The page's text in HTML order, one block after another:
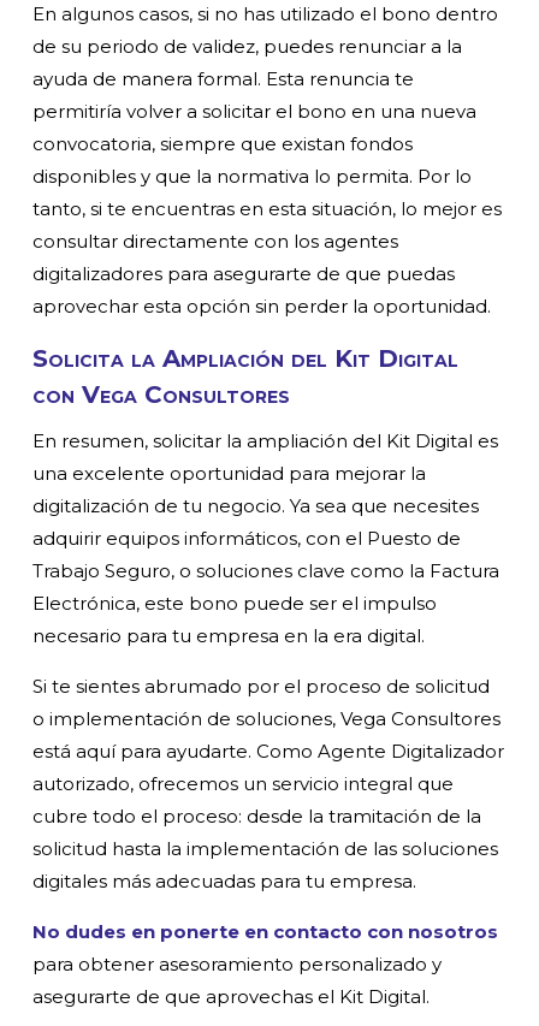
En algunos casos, si no has utilizado el bono dentro
de su periodo de validez, puedes renunciar a la
ayuda de manera formal. Esta renuncia te
permitiría volver a solicitar el bono en una nueva
convocatoria, siempre que existan fondos
disponibles y que la normativa lo permita. Por lo
tanto, si te encuentras en esta situación, lo mejor es
consultar directamente con los agentes
digitalizadores para asegurarte de que puedas
aprovechar esta opción sin perder la oportunidad.
Solicita la Ampliación del Kit Digital
con Vega Consultores
En resumen, solicitar la ampliación del Kit Digital es
una excelente oportunidad para mejorar la
digitalización de tu negocio. Ya sea que necesites
adquirir equipos informáticos, con el Puesto de
Trabajo Seguro, o soluciones clave como la Factura
Electrónica, este bono puede ser el impulso
necesario para tu empresa en la era digital.
Si te sientes abrumado por el proceso de solicitud
o implementación de soluciones, Vega Consultores
está aquí para ayudarte. Como Agente Digitalizador
autorizado, ofrecemos un servicio integral que
cubre todo el proceso: desde la tramitación de la
solicitud hasta la implementación de las soluciones
digitales más adecuadas para tu empresa.
No dudes en ponerte en contacto con nosotros
para obtener asesoramiento personalizado y
asegurarte de que aprovechas el Kit Digital.